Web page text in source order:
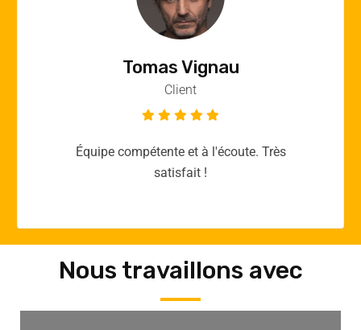
Vincent Quere
Client
Merci yellow365.work pour votre expertise!
Nous travaillons avec